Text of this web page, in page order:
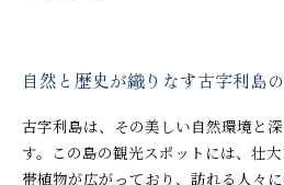
自然と歴史が織りなす古字利島
古字利島は、その美しい自然環境と
す。この島の観光スポットには、壮
帯植物が広がっており、訪れる人々